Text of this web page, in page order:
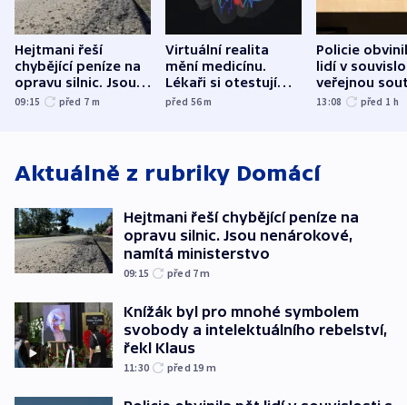
Hejtmani řeší
chybějící peníze na
opravu silnic. Jsou
nenárokové, namítá
09:15 před 7 m
Virtuální realita
mění medicínu.
Lékaři si otestují
každý řez, říká
před 56m
Policie
lidí v
veřejnou
Správy
13:08 před 1 h
Aktuálně z rubriky Domácí
Hejtmani řeší chybějící peníze na
opravu silnic. Jsou nenárokové,
namítá ministerstvo
09:15 před 7m
Knížák byl pro mnohé symbolem
svobody a intelektuálního rebelství,
řekl Klaus
11:30 před 19 m